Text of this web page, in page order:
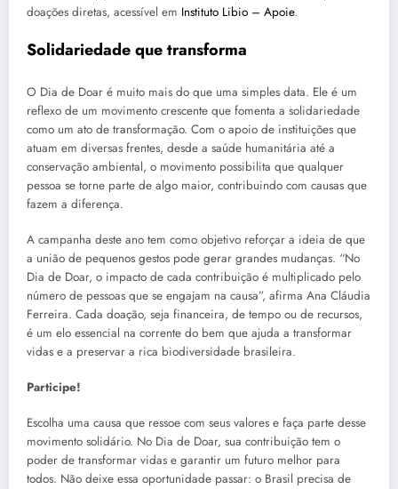
doações diretas, acessível em Instituto Libio – Apoie.
Solidariedade que transforma
O Dia de Doar é muito mais do que uma simples data. Ele é um
reflexo de um movimento crescente que fomenta a solidariedade
como um ato de transformação. Com o apoio de instituições que
atuam em diversas frentes, desde a saúde humanitária até a
conservação ambiental, o movimento possibilita que qualquer
pessoa se torne parte de algo maior, contribuindo com causas que
fazem a diferença.
A campanha deste ano tem como objetivo reforçar a ideia de que
a união de pequenos gestos pode gerar grandes mudanças. “No
Dia de Doar, o impacto de cada contribuição é multiplicado pelo
número de pessoas que se engajam na causa”, afirma Ana Cláudia
Ferreira. Cada doação, seja financeira, de tempo ou de recursos,
é um elo essencial na corrente do bem que ajuda a transformar
vidas e a preservar a rica biodiversidade brasileira.
Participe!
Escolha uma causa que ressoe com seus valores e faça parte desse
movimento solidário. No Dia de Doar, sua contribuição tem o
poder de transformar vidas e garantir um futuro melhor para
todos. Não deixe essa oportunidade passar: o Brasil precisa de